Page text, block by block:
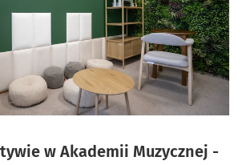
w Akademii Muzycznej -